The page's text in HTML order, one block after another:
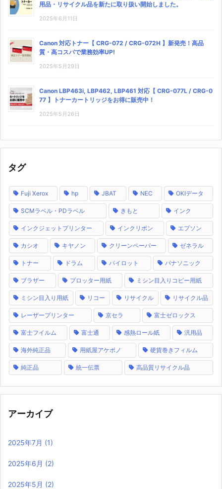
用品・リサイクル品を新たに取り扱い開始しました。
2025年6月11日
Canon 対応トナー【 CRG-072 / CRG-072H 】新発売！高品
質・高コスパで業務効率UP!
2025年5月29日
Canon LBP463i, LBP462, LBP461 対応【 CRG-077L / CRG-0
77 】トナーカートリッジをお得に販売中！
2025年5月26日
タグ
Fuji Xerox hp JBAT NEC OKIデータ
SCMラベル・PDラベル きもと インク
インクジェットプリンター インクリボン エプソン
カシオ キヤノン クリーンペーパー ゼネラル
トナー ドラム パイロット パナソニック
ブラザー プロッター用紙 ミシン目入りコピー用紙
ミシン目入り用紙 リコー リサイクル リサイクル品
レーザープリンター 京セラ 富士ゼロックス
富士フイルム 富士通 感熱ロール紙 汎用品
海外純正品 用紙屋アケボノ 硬貨巻きフィルム
純正品 統一伝票 高品質リサイクル品
アーカイブ
2025年7月 (1)
2025年6月 (2)
2025年5月 (2)